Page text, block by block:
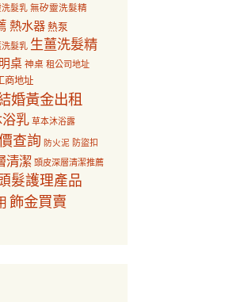
髮乳 無矽靈洗髮精
熱水器 熱泵
髮乳 生薑洗髮精
桌 神桌 租公司地址
商地址
婚黃金出租
乳 草本沐浴露
查詢 防火泥 防盜扣
清潔 頭皮深層清潔推薦
髮護理產品
飾金買賣